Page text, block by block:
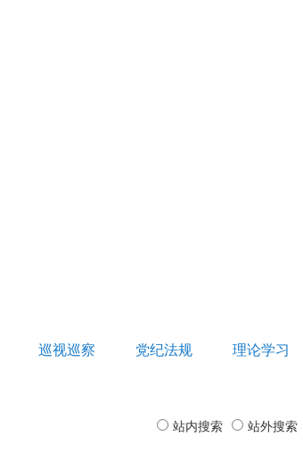
巡视巡察 党纪法规 理论学习
站内搜索 站外搜索